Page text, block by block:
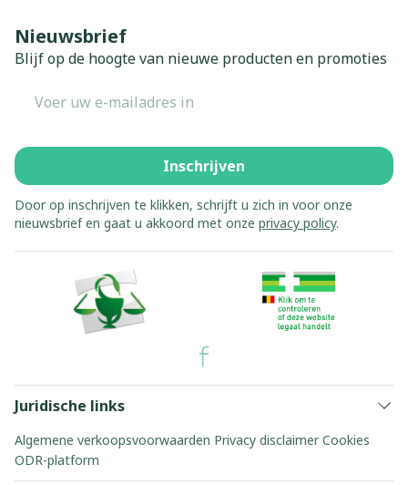
Nieuwsbrief
Blijf op de hoogte van nieuwe producten en promoties
Inschrijven
Door op inschrijven te klikken, schrijft u zich in voor onze
nieuwsbrief en gaat u akkoord met onze privacy policy.
Juridische links
Algemene verkoopsvoorwaarden Privacy disclaimer Cookies
ODR-platform